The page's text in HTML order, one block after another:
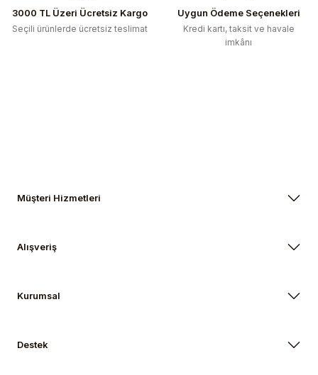
Bu ürüne benzer farklı alternatifler olmalı.
3000 TL Üzeri Ücretsiz Kargo
Seçili ürünlerde ücretsiz teslimat
Uygun Ödeme Seçenekleri
Kredi kartı, taksit ve havale
imkânı
Müşteri Hizmetleri
Alışveriş
Kurumsal
Destek